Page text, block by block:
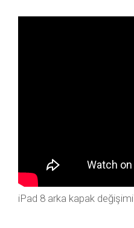
iPad 8 arka kapak değişimi